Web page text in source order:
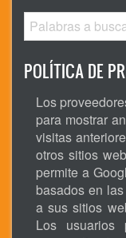
Busqueshon
POLÍTICA DE
Los
para mostrar
visitas
otros sitios
permite a
basados en
a sus sitios
Los usuarios